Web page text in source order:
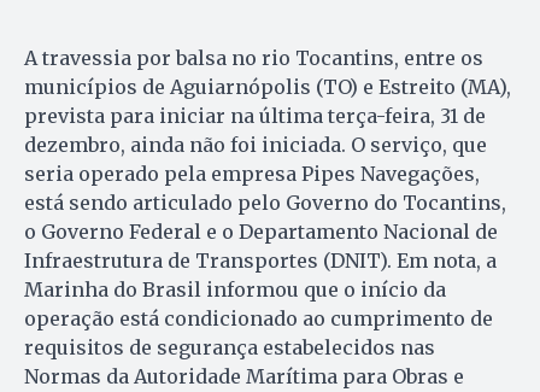
A travessia por balsa no rio Tocantins, entre os
municípios de Aguiarnópolis (TO) e Estreito (MA),
prevista para iniciar na última terça-feira, 31 de
dezembro, ainda não foi iniciada. O serviço, que
seria operado pela empresa Pipes Navegações,
está sendo articulado pelo Governo do Tocantins,
o Governo Federal e o Departamento Nacional de
Infraestrutura de Transportes (DNIT). Em nota, a
Marinha do Brasil informou que o início da
operação está condicionado ao cumprimento de
requisitos de segurança estabelecidos nas
Normas da Autoridade Marítima para Obras e